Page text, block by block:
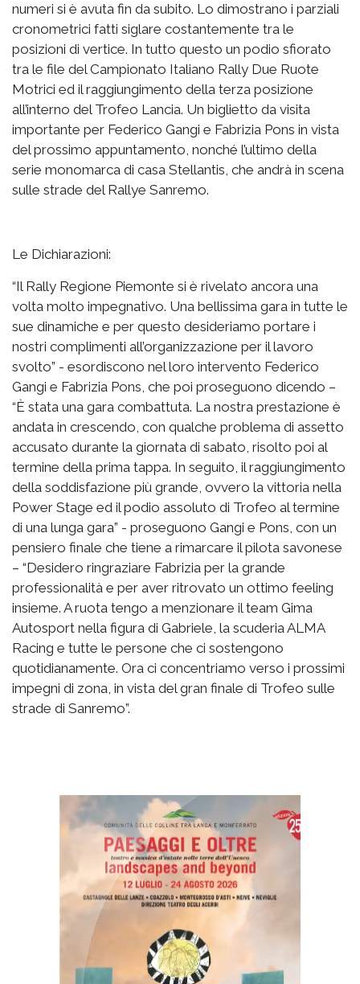
numeri si è avuta fin da subito. Lo dimostrano i parziali
cronometrici fatti siglare costantemente tra le
posizioni di vertice. In tutto questo un podio sfiorato
tra le file del Campionato Italiano Rally Due Ruote
Motrici ed il raggiungimento della terza posizione
all’interno del Trofeo Lancia. Un biglietto da visita
importante per Federico Gangi e Fabrizia Pons in vista
del prossimo appuntamento, nonché l’ultimo della
serie monomarca di casa Stellantis, che andrà in scena
sulle strade del Rallye Sanremo.
Le Dichiarazioni:
“Il Rally Regione Piemonte si è rivelato ancora una
volta molto impegnativo. Una bellissima gara in tutte le
sue dinamiche e per questo desideriamo portare i
nostri complimenti all’organizzazione per il lavoro
svolto” - esordiscono nel loro intervento Federico
Gangi e Fabrizia Pons, che poi proseguono dicendo –
“È stata una gara combattuta. La nostra prestazione è
andata in crescendo, con qualche problema di assetto
accusato durante la giornata di sabato, risolto poi al
termine della prima tappa. In seguito, il raggiungimento
della soddisfazione più grande, ovvero la vittoria nella
Power Stage ed il podio assoluto di Trofeo al termine
di una lunga gara” - proseguono Gangi e Pons, con un
pensiero finale che tiene a rimarcare il pilota savonese
– “Desidero ringraziare Fabrizia per la grande
professionalità e per aver ritrovato un ottimo feeling
insieme. A ruota tengo a menzionare il team Gima
Autosport nella figura di Gabriele, la scuderia ALMA
Racing e tutte le persone che ci sostengono
quotidianamente. Ora ci concentriamo verso i prossimi
impegni di zona, in vista del gran finale di Trofeo sulle
strade di Sanremo”.